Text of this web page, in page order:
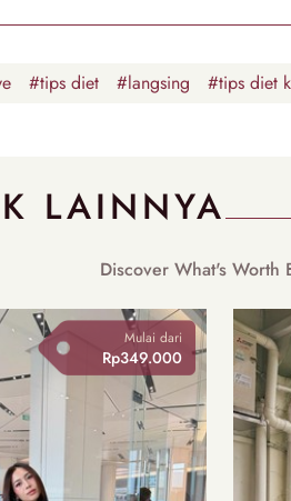
#tips diet #langsing #tips diet
LAINNYA
Discover What's Worth
Mulai dari
Rp349.000